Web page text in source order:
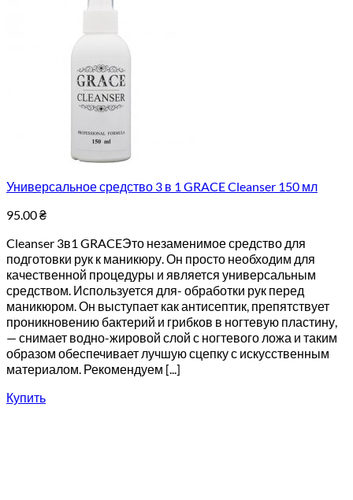
Универсальное средство 3 в 1 GRACE Cleanser 150 мл
95.00₴
Cleanser 3в1 GRACEЭто незаменимое средство для
подготовки рук к маникюру. Он просто необходим для
качественной процедуры и является универсальным
средством. Используется для- обработки рук перед
маникюром. Он выступает как антисептик, препятствует
проникновению бактерий и грибков в ногтевую пластину,
— снимает водно-жировой слой с ногтевого ложа и таким
образом обеспечивает лучшую сцепку с искусственным
материалом. Рекомендуем [...]
Купить